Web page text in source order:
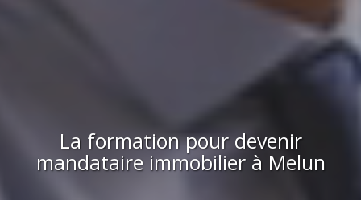
La formation pour devenir
mandataire immobilier à Melun